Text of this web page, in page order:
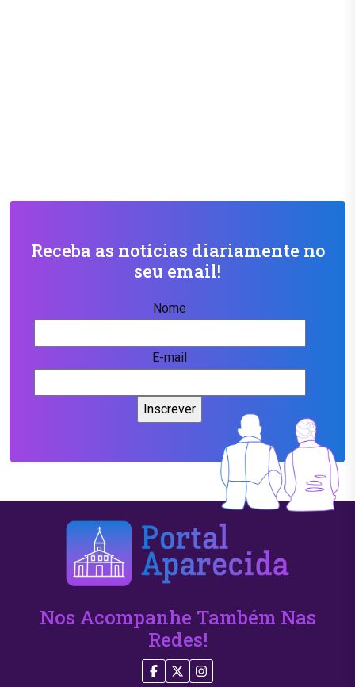
Receba as notícias diariamente no
seu email!
Nome
E-mail
Nos Acompanhe Também Nas
Redes!